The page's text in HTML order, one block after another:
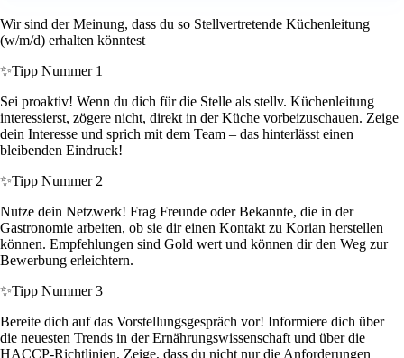
Wir sind der Meinung, dass du so Stellvertretende Küchenleitung
(w/m/d) erhalten könntest
✨Tipp Nummer 1
Sei proaktiv! Wenn du dich für die Stelle als stellv. Küchenleitung
interessierst, zögere nicht, direkt in der Küche vorbeizuschauen. Zeige
dein Interesse und sprich mit dem Team – das hinterlässt einen
bleibenden Eindruck!
✨Tipp Nummer 2
Nutze dein Netzwerk! Frag Freunde oder Bekannte, die in der
Gastronomie arbeiten, ob sie dir einen Kontakt zu Korian herstellen
können. Empfehlungen sind Gold wert und können dir den Weg zur
Bewerbung erleichtern.
✨Tipp Nummer 3
Bereite dich auf das Vorstellungsgespräch vor! Informiere dich über
die neuesten Trends in der Ernährungswissenschaft und über die
HACCP-Richtlinien. Zeige, dass du nicht nur die Anforderungen